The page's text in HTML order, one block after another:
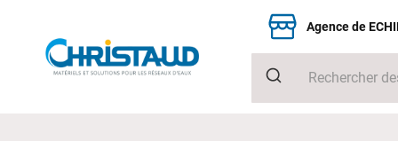
Agence de